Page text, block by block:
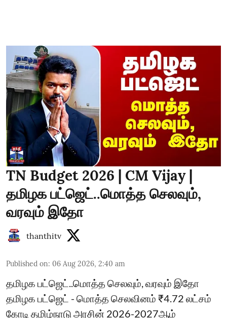
TN Budget 2026 | CM Vijay |
தமிழக பட்ஜெட்..மொத்த செலவும்,
வரவும் இதோ
thanthitv
Published on: 06 Aug 2026, 2:40 am
தமிழக பட்ஜெட்..மொத்த செலவும், வரவும் இதோ
தமிழக பட்ஜெட் - மொத்த செலவினம் ₹4.72 லட்சம்
கோடி தமிழ்நாடு அரசின் 2026-2027ஆம்